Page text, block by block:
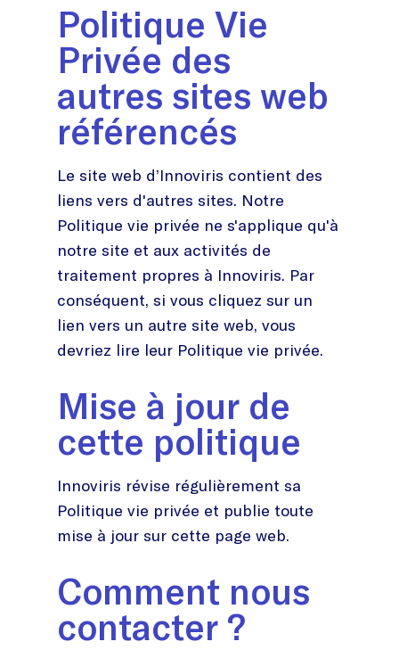
Politique Vie
Privée des
autres sites web
référencés
Le site web d’Innoviris contient des
liens vers d'autres sites. Notre
Politique vie privée ne s'applique qu'à
notre site et aux activités de
traitement propres à Innoviris. Par
conséquent, si vous cliquez sur un
lien vers un autre site web, vous
devriez lire leur Politique vie privée.
Mise à jour de
cette politique
Innoviris révise régulièrement sa
Politique vie privée et publie toute
mise à jour sur cette page web.
Comment nous
contacter ?